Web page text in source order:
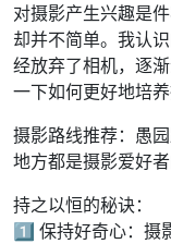
对摄影产生兴趣是
却并不简单。我认
经放弃了相机，逐
一下如何更好地培养
摄影路线推荐：愚
地方都是摄影爱好
持之以恒的秘诀：
1️⃣ 保持好奇心：摄